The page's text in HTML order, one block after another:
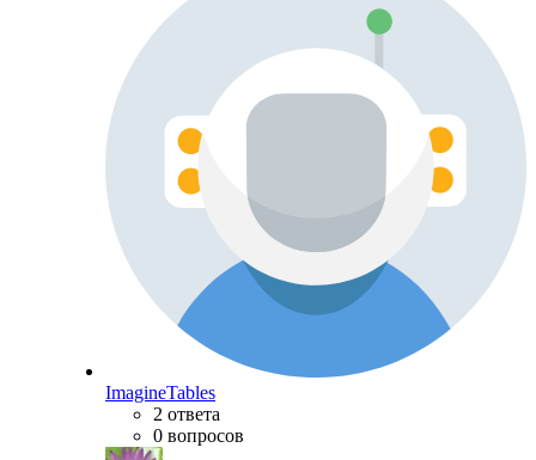
ImagineTables
2 ответа
0 вопросов